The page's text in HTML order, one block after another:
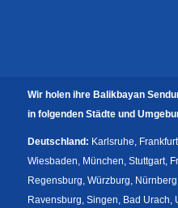
Wir holen ihre Balikbayan
in folgenden Städte und
Deutschland: Karlsruhe,
Wiesbaden, München, Stuttgart,
Regensburg, Würzburg,
Ravensburg, Singen, Bad Urach,